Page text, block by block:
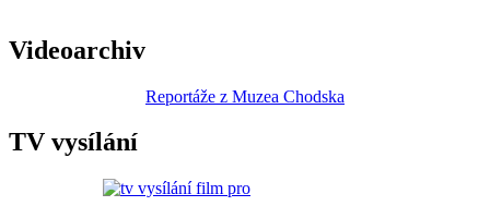
Videoarchiv
Reportáže z Muzea Chodska
TV vysílání